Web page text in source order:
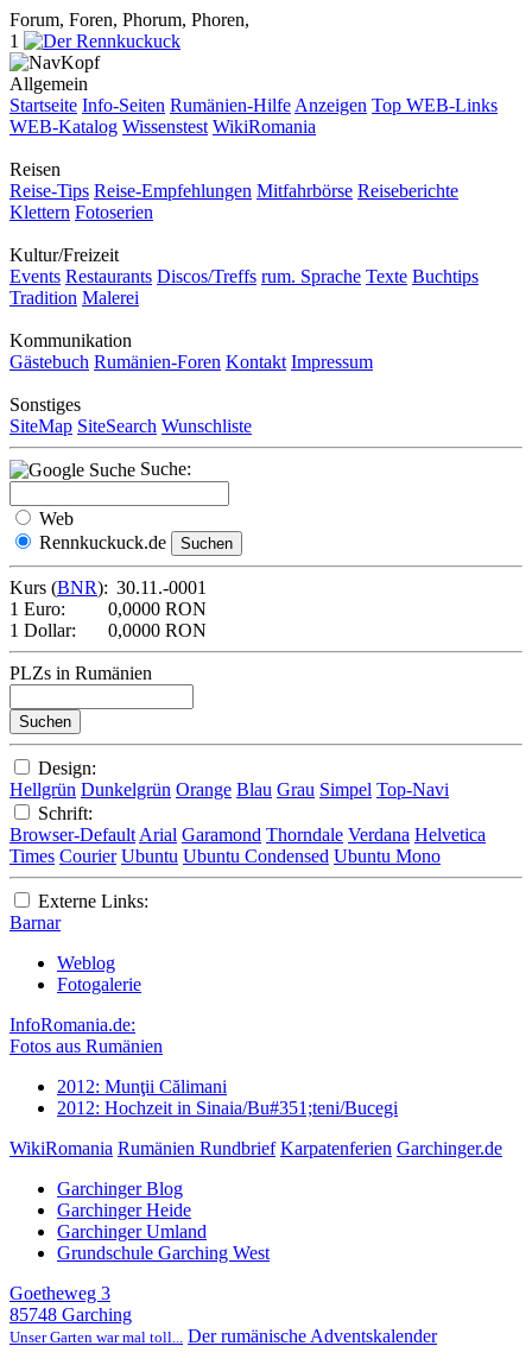
Forum, Foren, Phorum, Phoren,
1
Allgemein
Startseite Info-Seiten Rumänien-Hilfe Anzeigen Top WEB-Links
WEB-Katalog Wissenstest WikiRomania
Reisen
Reise-Tips Reise-Empfehlungen Mitfahrbörse Reiseberichte
Klettern Fotoserien
Kultur/Freizeit
Events Restaurants Discos/Treffs rum. Sprache Texte Buchtips
Tradition Malerei
Kommunikation
Gästebuch Rumänien-Foren Kontakt Impressum
Sonstiges
SiteMap SiteSearch Wunschliste
Suche:
Web
Rennkuckuck.de
Kurs (BNR): 30.11.-0001
1 Euro:
0,0000 RON
1 Dollar:
0,0000 RON
PLZs in Rumänien
Design:
Hellgrün Dunkelgrün Orange Blau Grau Simpel Top-Navi
Schrift:
Browser-Default Arial Garamond Thorndale Verdana Helvetica
Times Courier Ubuntu Ubuntu Condensed Ubuntu Mono
Externe Links:
Barnar
Weblog
Fotogalerie
InfoRomania.de:
Fotos aus Rumänien
2012: Munţii Călimani
2012: Hochzeit in Sinaia/Bu#351;teni/Bucegi
WikiRomania Rumänien Rundbrief Karpatenferien Garchinger.de
Garchinger Blog
Garchinger Heide
Garchinger Umland
Grundschule Garching West
Goetheweg 3
85748 Garching
Unser Garten war mal toll... Der rumänische Adventskalender